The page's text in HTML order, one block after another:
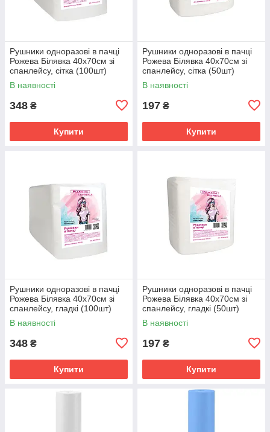
Рушники одноразові в пачці
Рожева Білявка 40х70см зі
спанлейсу, сітка (100шт)
В наявності
348 ₴
Купити
Рушники одноразові в пачці
Рожева Білявка 40х70см зі
спанлейсу, сітка (50шт)
В наявності
197 ₴
Купити
Рушники одноразові в пачці
Рожева Білявка 40х70см зі
спанлейсу, гладкі (100шт)
В наявності
348 ₴
Купити
Рушники одноразові в пачці
Рожева Білявка 40х70см зі
спанлейсу, гладкі (50шт)
В наявності
197 ₴
Купити